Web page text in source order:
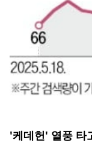
'케데헌' 열풍 타